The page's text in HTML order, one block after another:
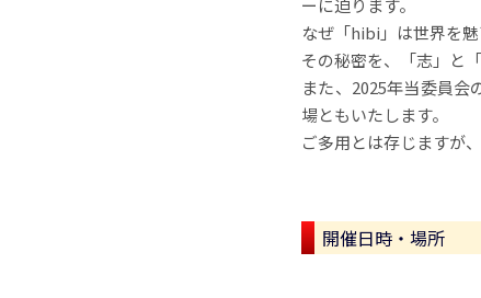
なぜ「hibi」は世界を
その秘密を、「志」と
また、2025年当委員
場ともいたします。
ご多用とは存じますが
開催日時・場所